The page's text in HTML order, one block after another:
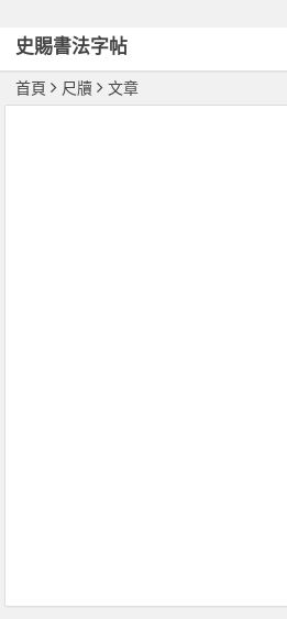
史賜書法字帖
首頁 尺牘 文章